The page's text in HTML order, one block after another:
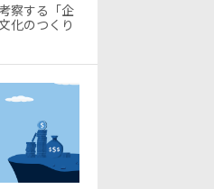
察する「企
化のつくり